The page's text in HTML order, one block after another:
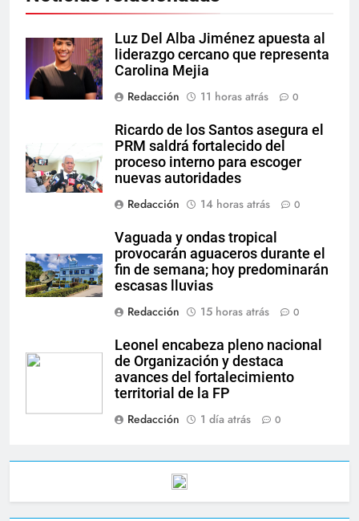
Luz Del Alba Jiménez apuesta al
liderazgo cercano que representa
Carolina Mejia
Redacción
11 horas atrás 0
Ricardo de los Santos asegura el
PRM saldrá fortalecido del
proceso interno para escoger
nuevas autoridades
Redacción
14 horas atrás 0
Vaguada y ondas tropical
provocarán aguaceros durante el
fin de semana; hoy predominarán
escasas lluvias
Redacción
15 horas atrás 0
Leonel encabeza pleno nacional
de Organización y destaca
avances del fortalecimiento
territorial de la FP
Redacción
1 día atrás 0